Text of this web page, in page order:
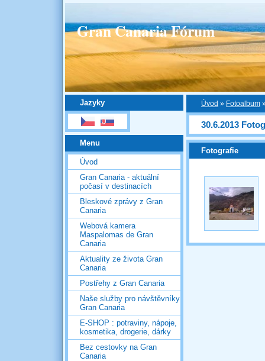
Gran Canaria Fórum
Jazyky
Menu
Úvod
Gran Canaria - aktuální
počasí v destinacích
Bleskové zprávy z Gran
Canaria
Webová kamera
Maspalomas de Gran
Canaria
Aktuality ze života Gran
Canaria
Postřehy z Gran Canaria
Naše služby pro návštěvníky
Gran Canaria
E-SHOP : potraviny, nápoje,
kosmetika, drogerie, dárky
Bez cestovky na Gran
Canaria
Úvod » Fotoalbum
30.6.2013
Fotografie